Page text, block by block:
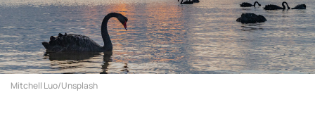
Mitchell Luo/Unsplash